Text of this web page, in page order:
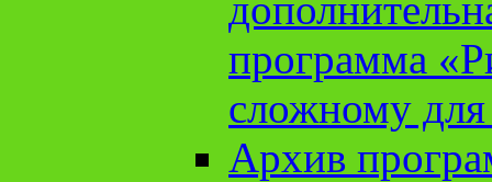
программа
сложному
Архив